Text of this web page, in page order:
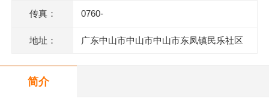
传真： 0760-
地址： 广东中山市中山市中山市东凤镇民乐社区
简介